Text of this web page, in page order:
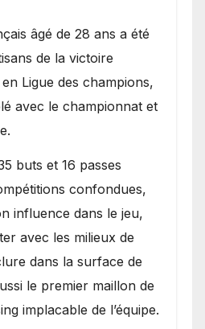
âgé de 28 ans a été
de la victoire
Ligue des champions,
avec le championnat et
buts et 16 passes
confondues,
influence dans le jeu,
avec les milieux de
dans la surface de
le premier maillon de
implacable de l’équipe.